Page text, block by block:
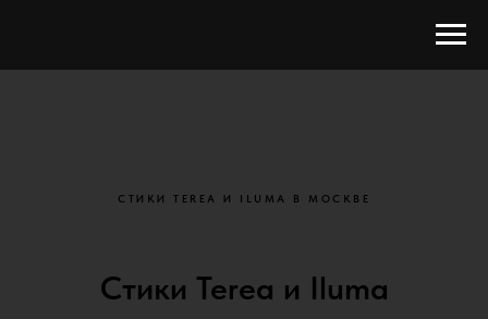
СТИКИ TEREA И ILUMA В МОСКВЕ
Стики Terea и Iluma